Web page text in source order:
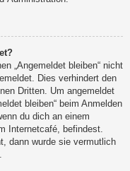
„Angemeldet bleiben“ nicht
Dies verhindert den
Dritten. Um angemeldet
bleiben“ beim Anmelden
du dich an einem
Internetcafé, befindest.
dann wurde sie vermutlich